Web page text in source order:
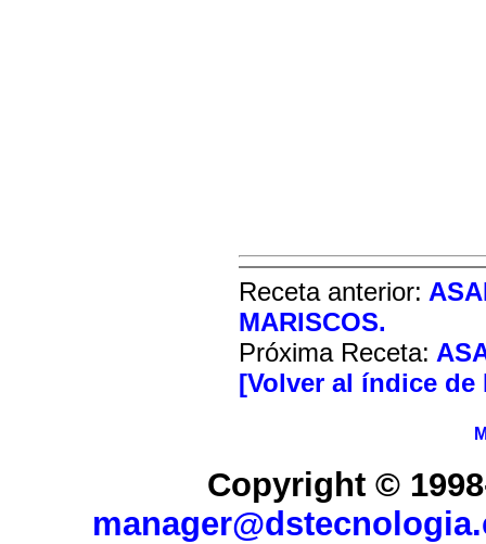
Receta anterior:
MARISCOS.
Próxima Receta:
[Volver al índice de
Copyright ©